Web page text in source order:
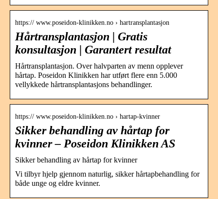
https:// www.poseidon-klinikken.no › hartransplantasjon
Hårtransplantasjon | Gratis
konsultasjon | Garantert resultat
Hårtransplantasjon. Over halvparten av menn opplever
hårtap. Poseidon Klinikken har utført flere enn 5.000
vellykkede hårtransplantasjons behandlinger.
https:// www.poseidon-klinikken.no › hartap-kvinner
Sikker behandling av hårtap for
kvinner – Poseidon Klinikken AS
Sikker behandling av hårtap for kvinner
Vi tilbyr hjelp gjennom naturlig, sikker hårtapbehandling for
både unge og eldre kvinner.